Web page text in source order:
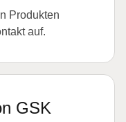
Produkten
auf.
GSK